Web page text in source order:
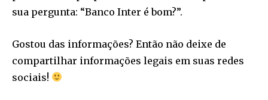
sua pergunta: “Banco Inter é bom?”.
Gostou das informações? Então não deixe de
compartilhar informações legais em suas redes
sociais!